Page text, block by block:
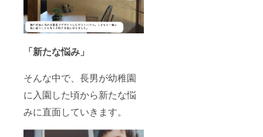
「新たな悩み」
そんな中で、長男が幼稚園
に入園した頃から新たな悩
みに直面していきます。